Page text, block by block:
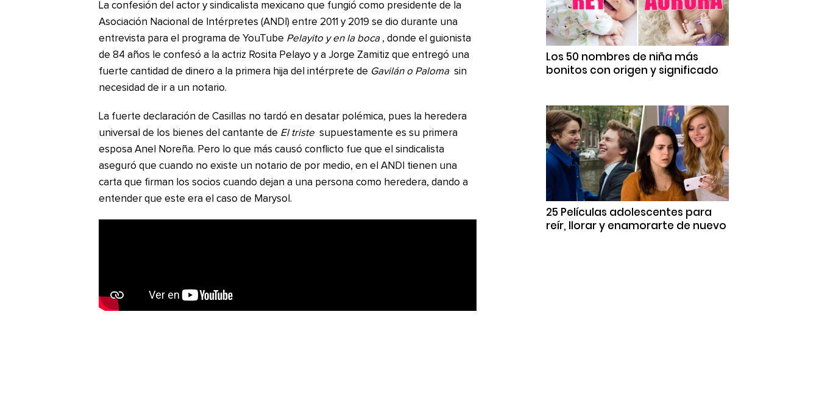
La confesión del actor y sindicalista mexicano que fungió como presidente de la
Asociación Nacional de Intérpretes (ANDI) entre 2011 y 2019 se dio durante una
entrevista para el programa de YouTube Pelayito y en la boca , donde el guionista
de 84 años le confesó a la actriz Rosita Pelayo y a Jorge Zamitiz que entregó una
fuerte cantidad de dinero a la primera hija del intérprete de Gavilán o Paloma sin
necesidad de ir a un notario.
La fuerte declaración de Casillas no tardó en desatar polémica, pues la heredera
universal de los bienes del cantante de El triste supuestamente es su primera
esposa Anel Noreña. Pero lo que más causó conflicto fue que el sindicalista
aseguró que cuando no existe un notario de por medio, en el ANDI tienen una
carta que firman los socios cuando dejan a una persona como heredera, dando a
entender que este era el caso de Marysol.
Los 50 nombres de niña más
bonitos con origen y significado
25 Películas adolescentes para
reír, llorar y enamorarte de nuevo